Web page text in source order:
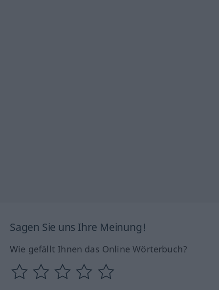
Sagen Sie uns Ihre Meinung!
Wie gefällt Ihnen das Online Wörterbuch?